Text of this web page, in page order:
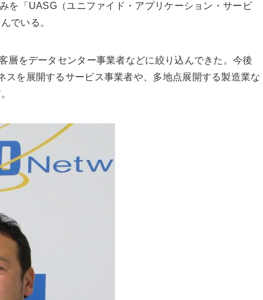
を「UASG（ユニファイド・アプリケーション・サービ
でいる。
層をデータセンター事業者などに絞り込んできた。今後
スを展開するサービス事業者や、多地点展開する製造業な